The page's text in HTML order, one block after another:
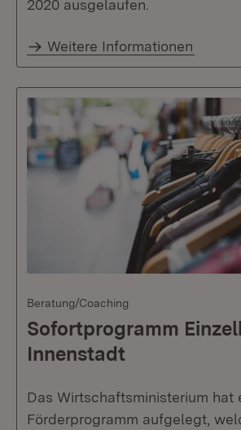
2020 ausgelaufen.
Weitere Informationen
Beratung/Coaching
Sofortprogramm
Innenstadt
Das Wirtschaftsministerium hat
Förderprogramm aufgelegt,